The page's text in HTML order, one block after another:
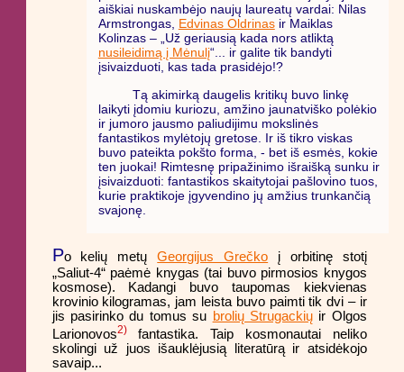
aiškiai nuskambėjo naujų laureatų vardai: Nilas
Armstrongas, Edvinas Oldrinasir Maiklas
Kolinzas – „Už geriausią kada nors atliktą
nusileidimą į Mėnulį“... ir galite tik bandyti
įsivaizduoti, kas tada prasidėjo!?
Tą akimirką daugelis kritikų buvo linkę
laikyti įdomiu kuriozu, amžino jaunatviško polėkio
ir jumoro jausmo paliudijimu mokslinės
fantastikos mylėtojų gretose. Ir iš tikro viskas
buvo pateikta pokšto forma, - bet iš esmės, kokie
ten juokai! Rimtesnę pripažinimo išraišką sunku ir
įsivaizduoti: fantastikos skaitytojai pašlovino tuos,
kurie praktikoje įgyvendino jų amžius trunkančią
svajonę.
Po kelių metųGeorgijus Grečko į orbitinę stotį
„Saliut-4“ paėmė knygas (tai buvo pirmosios knygos
kosmose). Kadangi buvo taupomas kiekvienas
krovinio kilogramas, jam leista buvo paimti tik dvi – ir
jis pasirinko du tomus su brolių Strugackių ir Olgos
Larionovos2)fantastika. Taip kosmonautai neliko
skolingi už juos išauklėjusią literatūrą ir atsidėkojo
savaip...